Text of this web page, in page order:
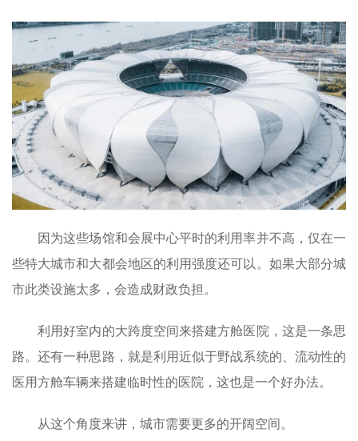
因为这些场馆和会展中心平时的利用率并不高，仅在一
些特大城市和大都会地区的利用强度还可以。如果大部分城
市此类设施太多，会造成财政负担。
利用好室内的大跨度空间来搭建方舱医院，这是一条思
路。还有一种思路，就是利用近似于野战系统的、流动性的
医用方舱车辆来搭建临时性的医院，这也是一个好办法。
从这个角度来讲，城市需要更多的开阔空间。